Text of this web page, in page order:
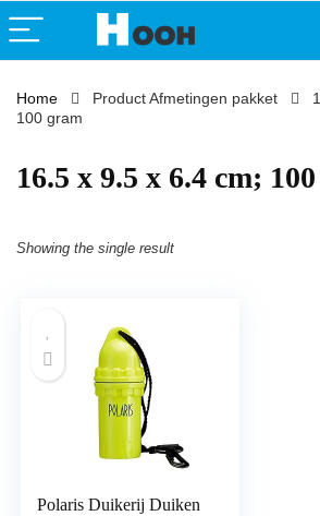
Home Product Afmetingen pakket
100 gram
‎16.5 x 9.5 x 6.4 cm;
Showing the single result
Polaris Duikerij Duiken